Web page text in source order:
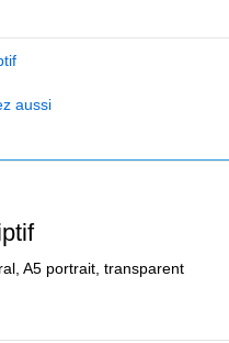
aussi
A5 portrait, transparent